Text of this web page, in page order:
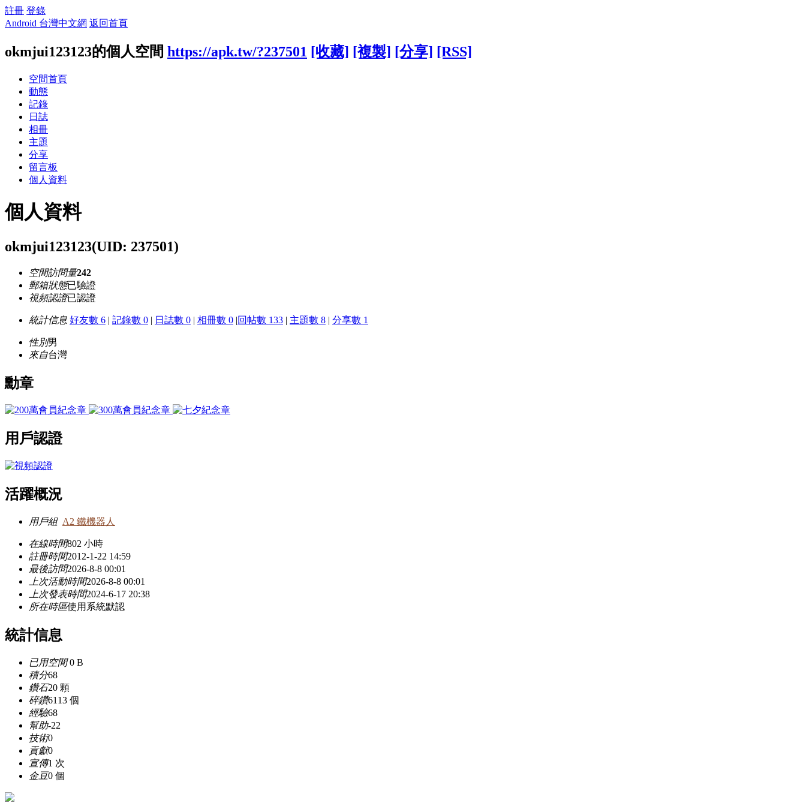
註冊 登錄
Android 台灣中文網 返回首頁
okmjui123123的個人空間 https://apk.tw/?237501 [收藏] [複製] [分享] [RSS]
空間首頁
動態
記錄
日誌
相冊
主題
分享
留言板
個人資料
個人資料
okmjui123123(UID: 237501)
空間訪問量242
郵箱狀態已驗證
視頻認證已認證
統計信息 好友數 6 | 記錄數 0 | 日誌數 0 | 相冊數 0 |回帖數 133 | 主題數 8 | 分享數 1
性別男
來自台灣
勳章
用戶認證
活躍概況
用戶組 A2 鐵機器人
在線時間802 小時
註冊時間2012-1-22 14:59
最後訪問2026-8-8 00:01
上次活動時間2026-8-8 00:01
上次發表時間2024-6-17 20:38
所在時區使用系統默認
統計信息
已用空間0 B
積分68
鑽石20 顆
碎鑽6113 個
經驗68
幫助-22
技術0
貢獻0
宣傳1 次
金豆0 個